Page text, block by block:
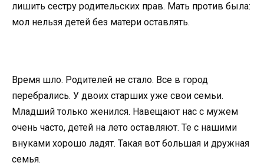
лишить сестру родительских прав. Мать против была:
мол нельзя детей без матери оставлять.
Время шло. Родителей не стало. Все в город
перебрались. У двоих старших уже свои семьи.
Младший только женился. Навещают нас с мужем
очень часто, детей на лето оставляют. Те с нашими
внуками хорошо ладят. Такая вот большая и дружная
семья.